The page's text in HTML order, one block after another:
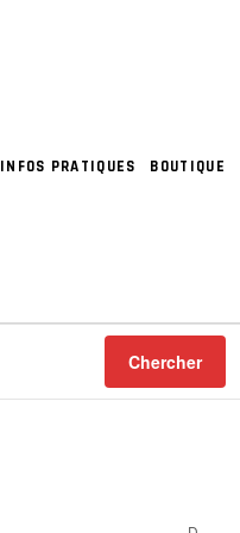
INFOS PRATIQUES BOUTIQUE
Chercher